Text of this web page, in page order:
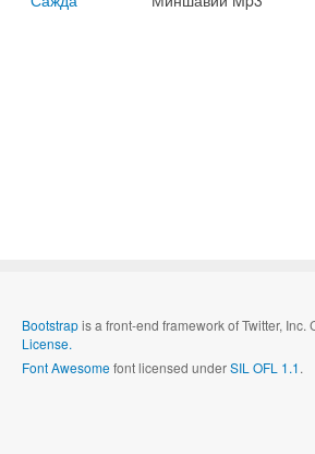
Bootstrapis a front-end framework of Twitter,
License.
Font Awesomefont licensed underSIL OFL 1.1.